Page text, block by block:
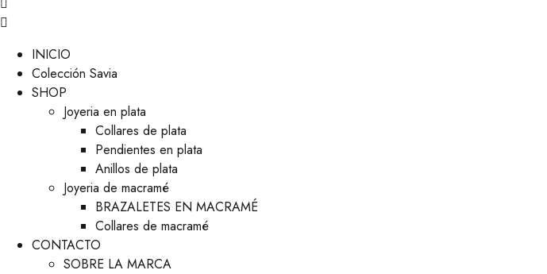
INICIO
Colección Savia
SHOP
Joyeria en plata
Collares de plata
Pendientes en plata
Anillos de plata
Joyeria de macramé
BRAZALETES EN MACRAMÉ
Collares de macramé
CONTACTO
SOBRE LA MARCA